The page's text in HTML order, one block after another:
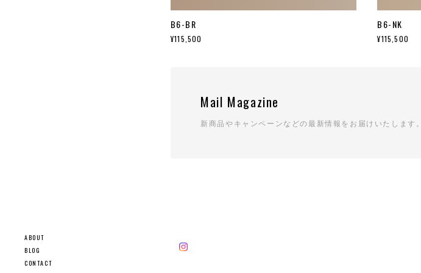
ABOUT
BLOG
CONTACT
B6-BR
¥115,500
B6-NK
¥115,500
Mail Magazine
新商品やキャンペーンなどの最新情報をお届けいたします。